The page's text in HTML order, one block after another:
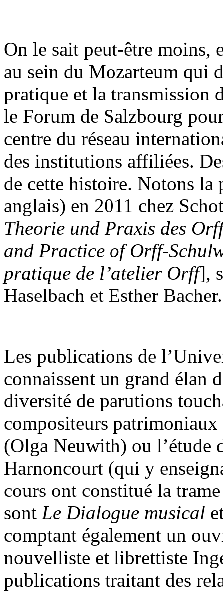
On le sait peut-être moins,
au sein du Mozarteum qui
pratique et la transmission
le Forum de Salzbourg
centre du réseau
des institutions affiliées.
de cette histoire. Notons
anglais) en 2011 chez
Theorie und Praxis des
and Practice of Orff-
pratique de l’atelier Orff],
Haselbach et Esther Bacher.
Les publications de
connaissent un grand élan
diversité de parutions
compositeurs
(Olga Neuwith) ou l’étude
Harnoncourt (qui y
cours ont constitué la
sont Le Dialogue musical
comptant également un
nouvelliste et librettiste
publications traitant des